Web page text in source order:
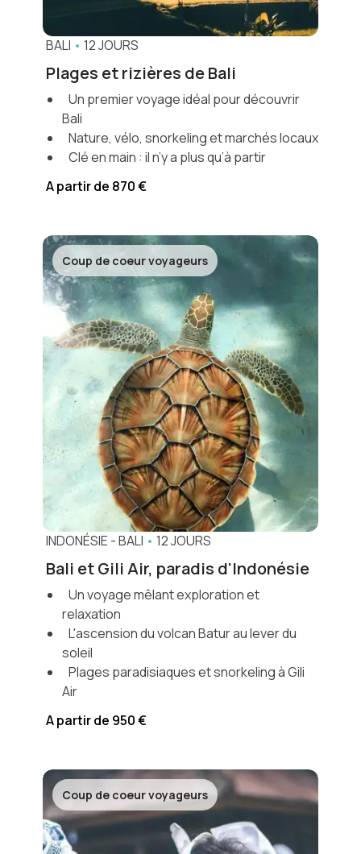
BALI • 12 JOURS
Plages et rizières de Bali
Un premier voyage idéal pour découvrir
Bali
Nature, vélo, snorkeling et marchés locaux
Clé en main : il n’y a plus qu’à partir
A partir de 870 €
Coup de coeur voyageurs
INDONÉSIE -BALI • 12 JOURS
Bali et Gili Air, paradis d'Indonésie
Un voyage mêlant exploration et
relaxation
L'ascension du volcan Batur au lever du
soleil
Plages paradisiaques et snorkeling à Gili
Air
A partir de 950 €
Coup de coeur voyageurs